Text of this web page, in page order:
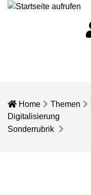
Home Themen
Digitalisierung
Sonderrubrik